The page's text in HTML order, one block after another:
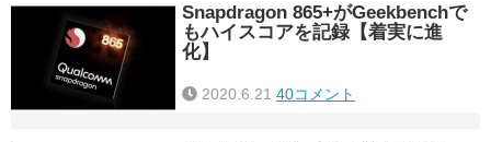
Snapdragon 865+がGeekbenchで
もハイスコアを記録【着実に進
化】
2020.6.21 40コメント